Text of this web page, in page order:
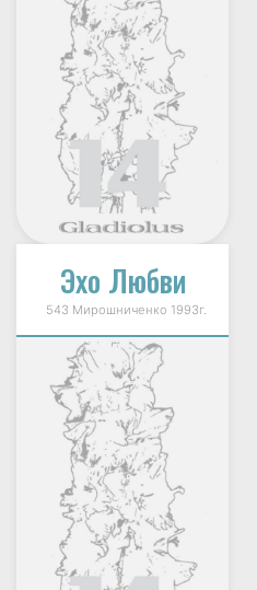
Эхо Любви
543 Мирошниченко 1993г.